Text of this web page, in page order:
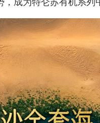
成为特仑苏有机系列